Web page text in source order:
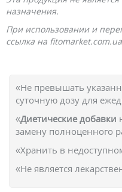
назначения.
При использовании и
ссылка на
«Не превышать
суточную дозу для
«Диетические добавки
замену полноценного
«Хранить в
«Не является